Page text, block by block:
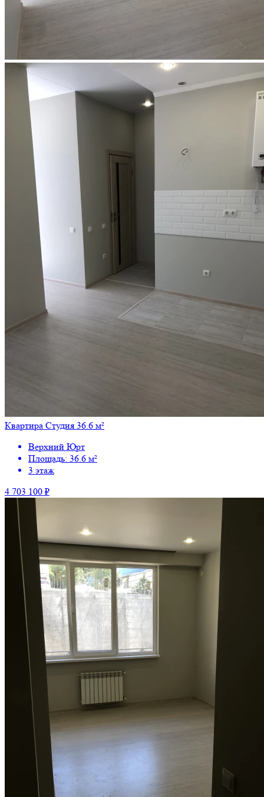
Квартира Студия 36.6 м²
Верхний Юрт
Площадь: 36.6 м²
3 этаж
4 703 100 ₽